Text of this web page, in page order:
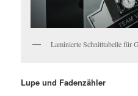
Laminierte Schnitttabelle für
Lupe und Fadenzähler